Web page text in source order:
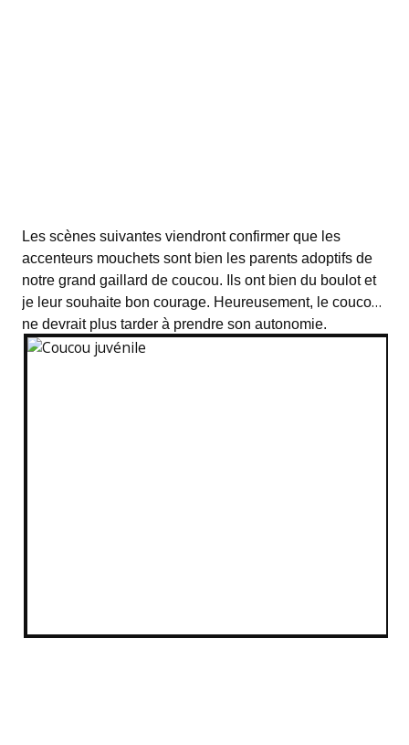
Les scènes suivantes viendront confirmer que les
accenteurs mouchets sont bien les parents adoptifs de
notre grand gaillard de coucou. Ils ont bien du boulot et
je leur souhaite bon courage. Heureusement, le coucou
ne devrait plus tarder à prendre son autonomie.